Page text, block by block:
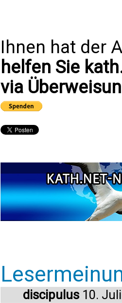
Ihnen hat der
helfen Sie
via
discipulus 10.